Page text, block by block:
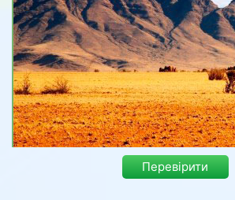
Перевірити